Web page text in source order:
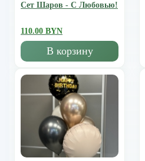
Сет Шаров - С Любовью!
110.00 BYN
В корзину